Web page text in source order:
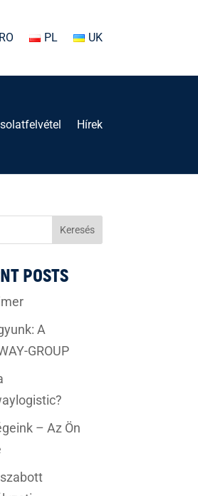
RO PL UK
Hírek
Keresés
POSTS
A
GROUP
– Az Ön